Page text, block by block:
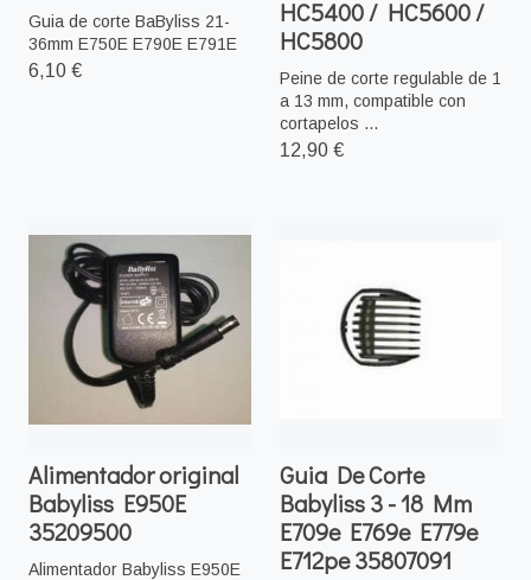
Guia de corte BaByliss 21-
36mm E750E E790E E791E
6,10 €
HC5400 / HC5600 /
HC5800
Peine de corte regulable de 1
a 13 mm, compatible con
cortapelos ...
12,90 €
Alimentador original
Babyliss E950E
35209500
Alimentador Babyliss E950E
Guia De Corte
Babyliss 3 - 18 Mm
E709e E769e E779e
E712pe 35807091